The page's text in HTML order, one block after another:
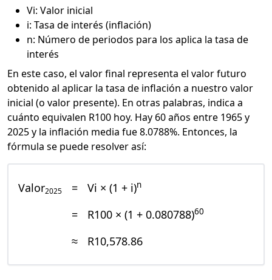
Vi: Valor inicial
i: Tasa de interés (inflación)
n: Número de periodos para los aplica la tasa de
interés
En este caso, el valor final representa el valor futuro
obtenido al aplicar la tasa de inflación a nuestro valor
inicial (o valor presente). En otras palabras, indica a
cuánto equivalen R100 hoy. Hay 60 años entre 1965 y
2025 y la inflación media fue 8.0788%. Entonces, la
fórmula se puede resolver así:
Valor2025 = Vi × (1 + i)n
= R100 × (1 + 0.080788)60
≈ R10,578.86